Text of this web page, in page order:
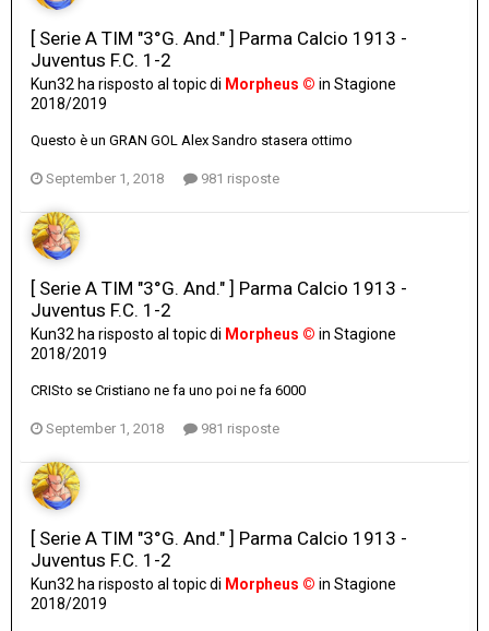
[ Serie A TIM "3°G. And." ] Parma Calcio 1913 -
Juventus F.C. 1-2
Kun32 ha risposto al topic di Morpheus © in Stagione
2018/2019
Questo è un GRAN GOL Alex Sandro stasera ottimo
September 1, 2018 981 risposte
[ Serie A TIM "3°G. And." ] Parma Calcio 1913 -
Juventus F.C. 1-2
Kun32 ha risposto al topic di Morpheus © in Stagione
2018/2019
CRISto se Cristiano ne fa uno poi ne fa 6000
September 1, 2018 981 risposte
[ Serie A TIM "3°G. And." ] Parma Calcio 1913 -
Juventus F.C. 1-2
Kun32 ha risposto al topic di Morpheus © in Stagione
2018/2019